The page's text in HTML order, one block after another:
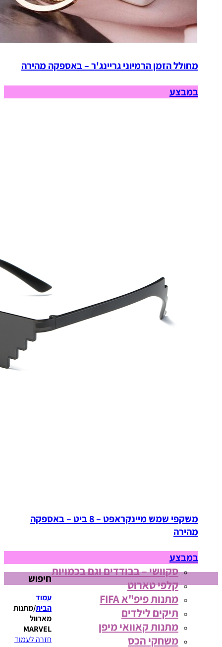
מחולל הזמן הרמיוני גריינג'ר – באספקה מהירה
במבצע
משקפי שמש מיינקראפט – 8 ביט – באספקה
מהירה
במבצע
סקוושי – בבודדים וגם בכמויות
קלפי טארוט
מתנות פיפ"א FIFA
תיקים לילדים
מתנות קאוואי מיפן
משחקי הכס
חיפוש
עמוד
הבית/מתנות
מארוול
MARVEL
חזרה לעמוד